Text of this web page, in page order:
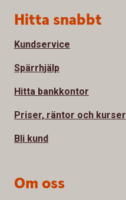
Sidfot
Hitta snabbt
Kundservice
Spärrhjälp
Hitta bankkontor
Priser, räntor och kurser
Bli kund
Om oss